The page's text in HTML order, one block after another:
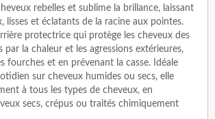
rebelles et sublime la brillance, laissant
lisses et éclatants de la racine aux pointes.
protectrice qui protège les cheveux des
par la chaleur et les agressions extérieures,
fourches et en prévenant la casse. Idéale
sur cheveux humides ou secs, elle
à tous les types de cheveux, en
secs, crépus ou traités chimiquement